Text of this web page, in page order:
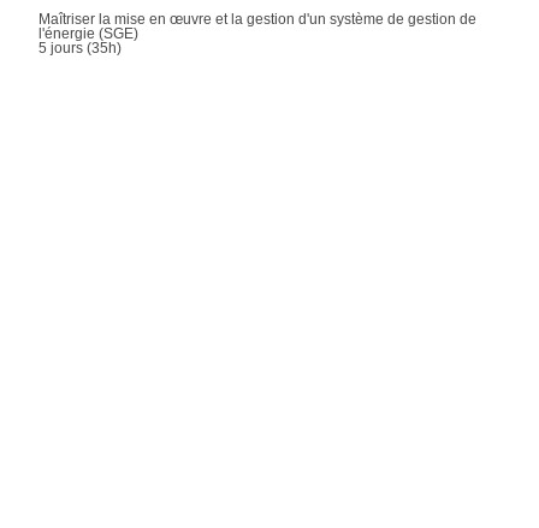
Maîtriser la mise en œuvre et la gestion d'un système de gestion de
l'énergie (SGE)
5 jours (35h)